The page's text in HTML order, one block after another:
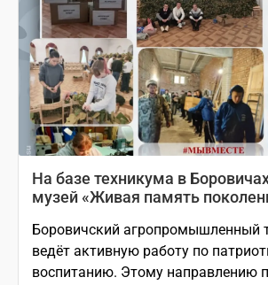
На базе техникума в
музей «Живая память
Боровичский агропромышленный
ведёт активную работу по
воспитанию. Этому направлению